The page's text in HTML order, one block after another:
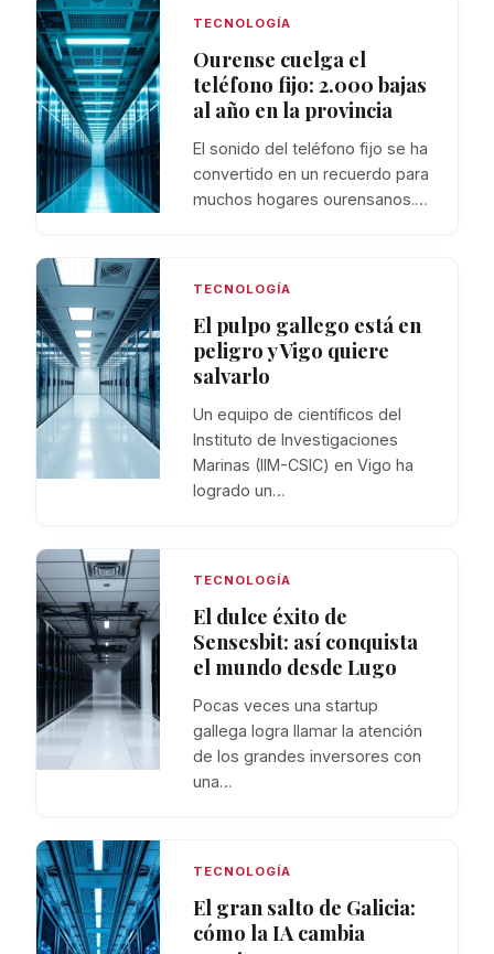
TECNOLOGÍA
Ourense cuelga el
teléfono fijo: 2.000 bajas
al año en la provincia
El sonido del teléfono fijo se ha
convertido en un recuerdo para
muchos hogares ourensanos.…
TECNOLOGÍA
El pulpo gallego está en
peligro y Vigo quiere
salvarlo
Un equipo de científicos del
Instituto de Investigaciones
Marinas (IIM-CSIC) en Vigo ha
logrado un…
TECNOLOGÍA
El dulce éxito de
Sensesbit: así conquista
el mundo desde Lugo
Pocas veces una startup
gallega logra llamar la atención
de los grandes inversores con
una…
TECNOLOGÍA
El gran salto de Galicia:
cómo la IA cambia